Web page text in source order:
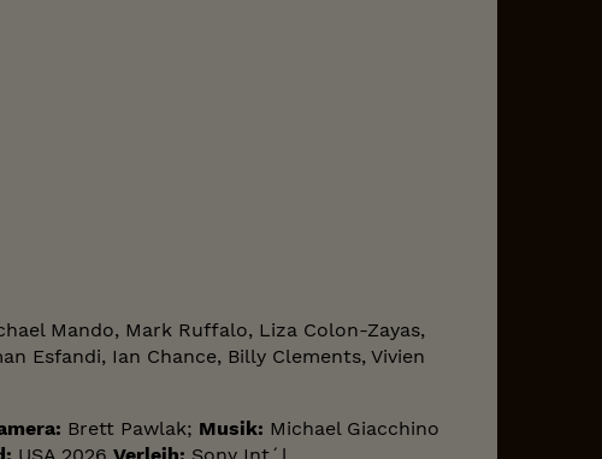
Mando, Mark Ruffalo, Liza Colon-Zayas,
Esfandi, Ian Chance, Billy Clements, Vivien
Brett Pawlak; Musik: Michael Giacchino